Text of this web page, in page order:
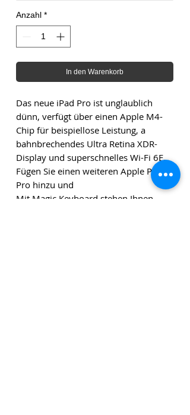
Anzahl *
In den Warenkorb
Das neue iPad Pro ist unglaublich
dünn, verfügt über einen Apple M4-
Chip für beispiellose Leistung, a
bahnbrechendes Ultra Retina XDR-
Display und superschnelles Wi-Fi 6E.
Fügen Sie einen weiteren Apple Pencil
Pro hinzu und
Mit Magic Keyboard stehen Ihnen